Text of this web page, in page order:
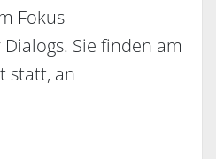
Fokus
Sie finden am
statt, an